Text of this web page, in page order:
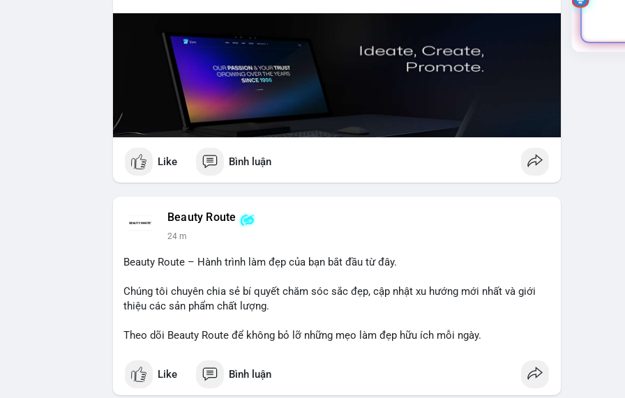
Like Bình luận
Beauty Route
24 m
Beauty Route – Hành trình làm đẹp của bạn bắt đầu từ đây.
Chúng tôi chuyên chia sẻ bí quyết chăm sóc sắc đẹp, cập nhật xu hướng mới nhất và giới
thiệu các sản phẩm chất lượng.
Theo dõi Beauty Route để không bỏ lỡ những mẹo làm đẹp hữu ích mỗi ngày.
Like Bình luận